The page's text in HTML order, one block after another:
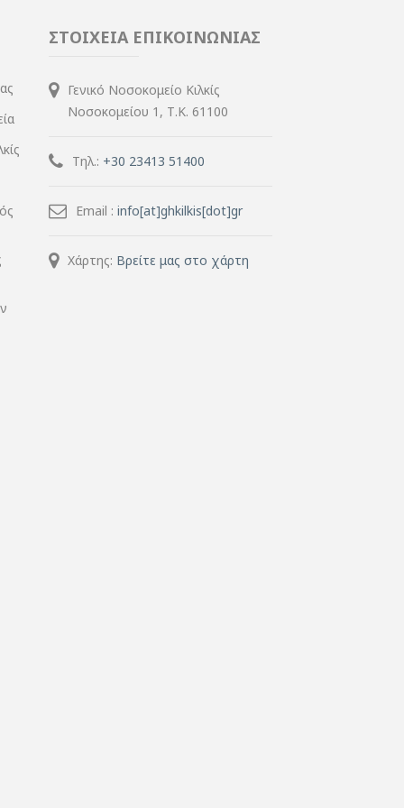
ΣΤΟΙΧΕΙΑ ΕΠΙΚΟΙΝΩΝΙΑΣ
Γενικό Νοσοκομείο Κιλκίς
Νοσοκομείου 1, Τ.Κ. 61100
Τηλ.: +30 23413 51400
Email : info[at]ghkilkis[dot]gr
Χάρτης: Βρείτε μας στο χάρτη